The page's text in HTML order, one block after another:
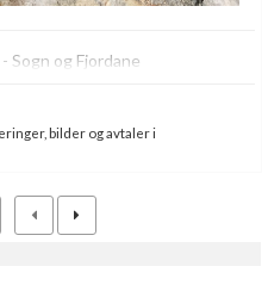
Sogn og Fjordane
bilder og avtaler i